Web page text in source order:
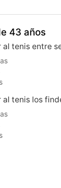
43 años
al tenis entre
al tenis los